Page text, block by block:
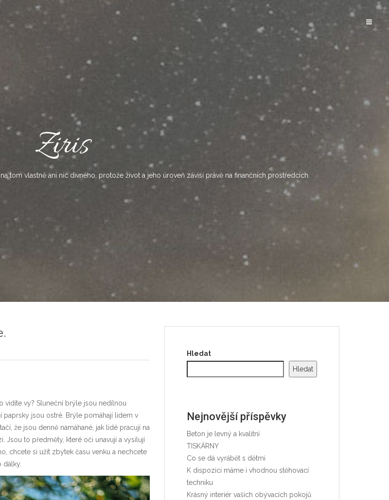
Ziris
tom vlastně ani nic divného, protože život a jeho úroveň závisí právě na finančních prostředcích.
vidíte vy? Sluneční brýle jsou nedílnou
paprsky jsou ostré. Brýle pomáhají lidem v
že jsou denně namáhané, jak lidé pracují na
Jsou to předměty, které oči unavují a vysilují
chcete si užít zbytek času venku a nechcete
Hledat
Hledat
Nejnovější příspěvky
Beton je levný a kvalitní
TISKÁRNY
Co se dá vyrábět s dětmi
K dispozici máme i vhodnou stěhovací
techniku
Krásný interiér vašich obývacích pokojů